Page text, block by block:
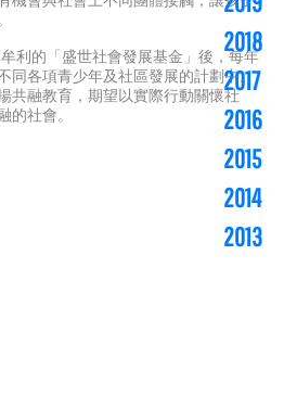
利的「盛世社會發展基金」後，每年
同各項青少年及社區發展的計劃中。
共融教育，期望以實際行動關懷社
社會。
2018
2017
2016
2015
2014
2013